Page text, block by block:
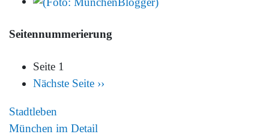
Seitennummerierung
Seite 1
Nächste Seite ››
Stadtleben
München im Detail